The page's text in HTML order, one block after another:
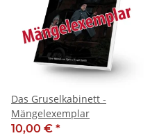
Das Gruselkabinett -
Mängelexemplar
10,00 € *